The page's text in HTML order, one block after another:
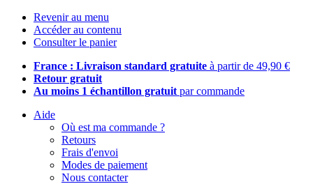
Revenir au menu
Accéder au contenu
Consulter le panier
France : Livraison standard gratuite à partir de 49,90 €
Retour gratuit
Au moins 1 échantillon gratuit par commande
Aide
Où est ma commande ?
Retours
Frais d'envoi
Modes de paiement
Nous contacter